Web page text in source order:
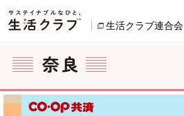
ページの先頭です。
生活クラブ連合会
ここからサイト内共通メニューです。
サイト内共通メニューをスキップする
サイト内共通メニューここまで。